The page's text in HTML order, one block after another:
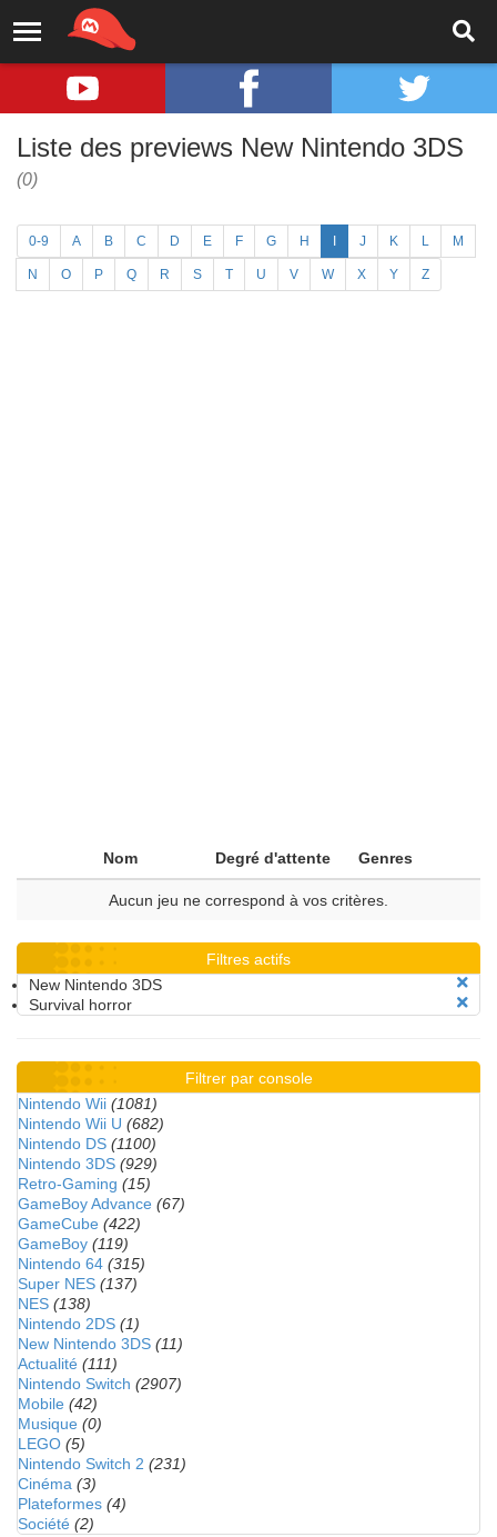
Liste des previews New Nintendo 3DS
(0)
0-9 A B C D E F G H J K L M
N O P Q R S T U V W X Y Z
Nom Degré d'attente Genres
Aucun jeu ne correspond à vos critères.
Filtres actifs
New Nintendo 3DS
Survival horror
Filtrer par console
Nintendo Wii (1081)
Nintendo Wii U (682)
Nintendo DS (1100)
Nintendo 3DS (929)
Retro-Gaming (15)
GameBoy Advance (67)
GameCube (422)
GameBoy (119)
Nintendo 64 (315)
Super NES (137)
NES (138)
Nintendo 2DS (1)
New Nintendo 3DS (11)
Actualité (111)
Nintendo Switch (2907)
Mobile (42)
Musique (0)
LEGO (5)
Nintendo Switch 2 (231)
Cinéma (3)
Plateformes (4)
Société (2)